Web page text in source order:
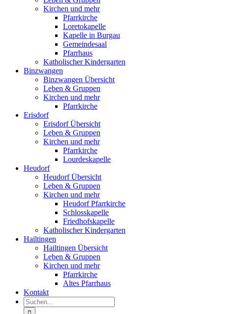
Kirchen und mehr
Pfarrkirche
Loretokapelle
Kapelle in Burgau
Gemeindesaal
Pfarrhaus
Katholischer Kindergarten
Binzwangen
Binzwangen Übersicht
Leben & Gruppen
Kirchen und mehr
Pfarrkirche
Erisdorf
Erisdorf Übersicht
Leben & Gruppen
Kirchen und mehr
Pfarrkirche
Lourdeskapelle
Heudorf
Heudorf Übersicht
Leben & Gruppen
Kirchen und mehr
Heudorf Pfarrkirche
Schlosskapelle
Friedhofskapelle
Katholischer Kindergarten
Hailtingen
Hailtingen Übersicht
Leben & Gruppen
Kirchen und mehr
Pfarrkirche
Altes Pfarrhaus
Kontakt
Suche
nach: